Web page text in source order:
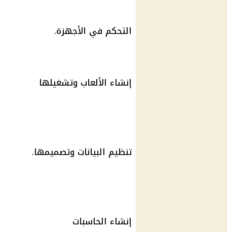
التحكم في الأجهزة.
إنشاء الألعاب وتشغيلها
تنظيم البيانات وتصميمها.
إنشاء الحاسبات